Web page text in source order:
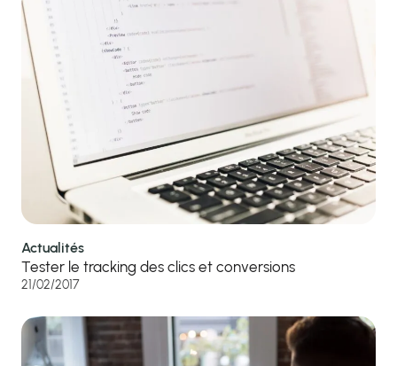
Actualités
Tester le tracking des clics et conversions
21/02/2017